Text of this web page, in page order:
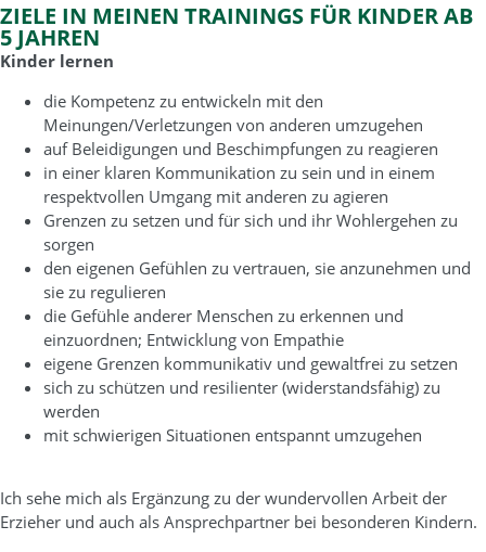
ZIELE IN MEINEN TRAININGS FÜR KINDER AB
5 JAHREN
Kinder lernen
die Kompetenz zu entwickeln mit den
Meinungen/Verletzungen von anderen umzugehen
auf Beleidigungen und Beschimpfungen zu reagieren
in einer klaren Kommunikation zu sein und in einem
respektvollen Umgang mit anderen zu agieren
Grenzen zu setzen und für sich und ihr Wohlergehen zu
sorgen
den eigenen Gefühlen zu vertrauen, sie anzunehmen und
sie zu regulieren
die Gefühle anderer Menschen zu erkennen und
einzuordnen; Entwicklung von Empathie
eigene Grenzen kommunikativ und gewaltfrei zu setzen
sich zu schützen und resilienter (widerstandsfähig) zu
werden
mit schwierigen Situationen entspannt umzugehen
Ich sehe mich als Ergänzung zu der wundervollen Arbeit der
Erzieher und auch als Ansprechpartner bei besonderen Kindern.